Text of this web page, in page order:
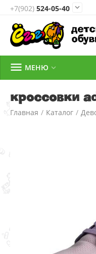
+7(902) 524-05-40 
 МЕНЮ 
кроссовки
Главная / Каталог /